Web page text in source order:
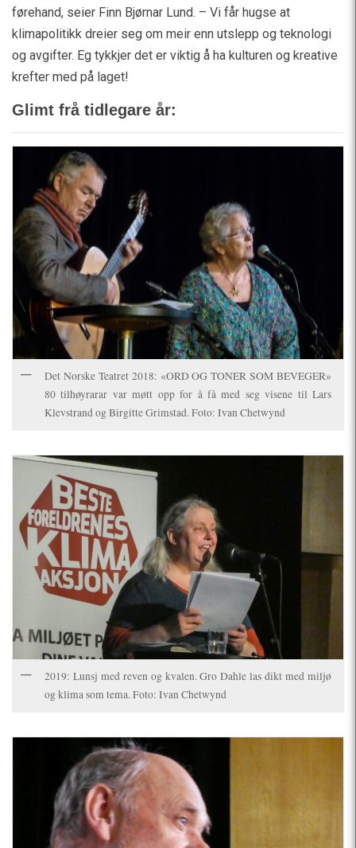
førehand, seier Finn Bjørnar Lund. – Vi får hugse at
klimapolitikk dreier seg om meir enn utslepp og teknologi
og avgifter. Eg tykkjer det er viktig å ha kulturen og kreative
krefter med på laget!
Glimt frå tidlegare år:
Det Norske Teatret 2018: «ORD OG TONER SOM BEVEGER»
80 tilhøyrarar var møtt opp for å få med seg visene til Lars
Klevstrand og Birgitte Grimstad. Foto: Ivan Chetwynd
2019: Lunsj med reven og kvalen. Gro Dahle las dikt med miljø
og klima som tema. Foto: Ivan Chetwynd